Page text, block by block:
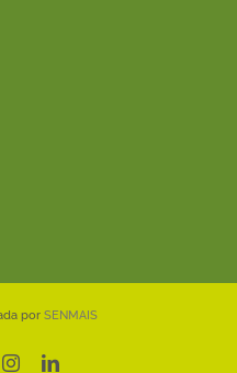
por SENMAIS
InstagramLinkedIn